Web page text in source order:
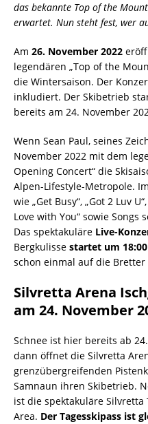
das bekannte Top of the
erwartet. Nun steht fest, wer
Am 26. November 2022
legendären „Top of the
die Wintersaison. Der
inkludiert. Der Skibetrieb
bereits am 24. November
Wenn Sean Paul, seines
November 2022 mit dem
Opening Concert“ die
Alpen-Lifestyle-Metropole.
wie „Get Busy“, „Got 2 Luv
Love with You“ sowie Songs
Das spektakuläre Live-
Bergkulisse startet um
schon einmal auf die Bretter
Silvretta Arena
am 24. November
Schnee ist hier bereits ab
dann öffnet die Silvretta
grenzübergreifenden
Samnaun ihren Skibetrieb.
ist die spektakuläre
Area. Der Tagesskipass ist